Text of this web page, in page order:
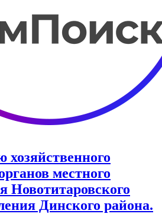
хозяйственного
местного
Новотитаровского
Динского района.